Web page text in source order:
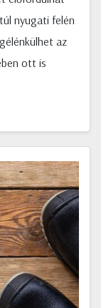
nyugati felén
az
ott is